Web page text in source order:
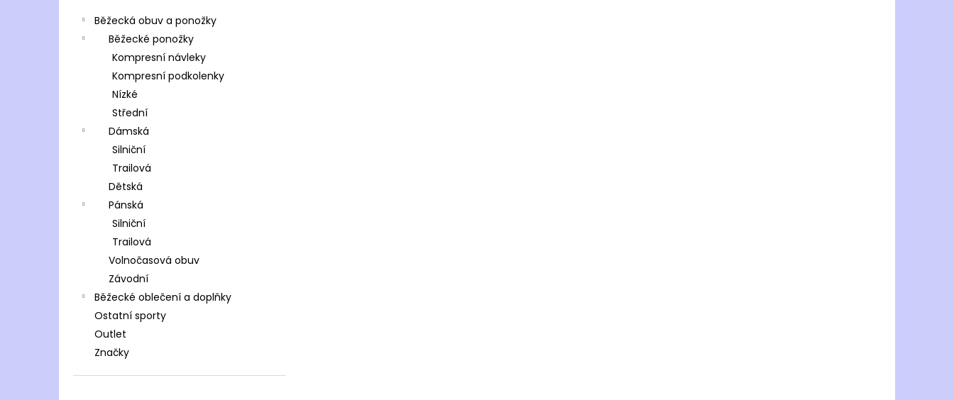
Běžecká obuv a ponožky
Běžecké ponožky
Kompresní návleky
Kompresní podkolenky
Nízké
Střední
Dámská
Silniční
Trailová
Dětská
Pánská
Silniční
Trailová
Volnočasová obuv
Závodní
Běžecké oblečení a doplňky
Ostatní sporty
Outlet
Značky